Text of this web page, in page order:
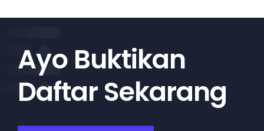
Ayo Buktikan
Daftar Sekarang